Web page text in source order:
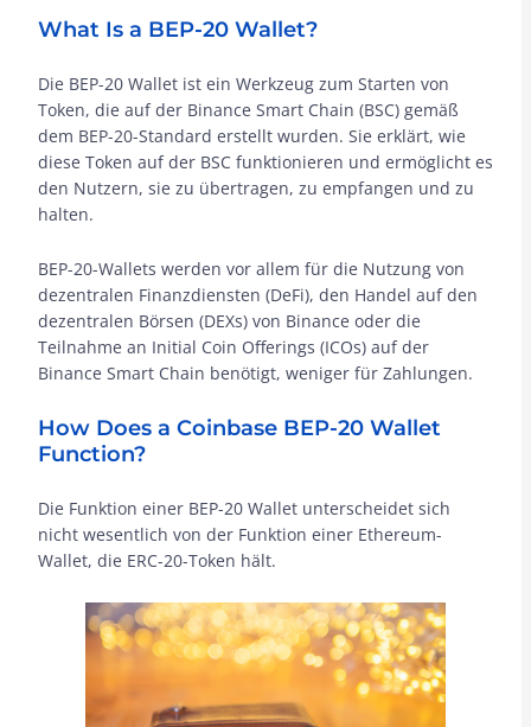
What Is a BEP-20 Wallet?
Die BEP-20 Wallet ist ein Werkzeug zum Starten von
Token, die auf der Binance Smart Chain (BSC) gemäß
dem BEP-20-Standard erstellt wurden. Sie erklärt, wie
diese Token auf der BSC funktionieren und ermöglicht es
den Nutzern, sie zu übertragen, zu empfangen und zu
halten.
BEP-20-Wallets werden vor allem für die Nutzung von
dezentralen Finanzdiensten (DeFi), den Handel auf den
dezentralen Börsen (DEXs) von Binance oder die
Teilnahme an Initial Coin Offerings (ICOs) auf der
Binance Smart Chain benötigt, weniger für Zahlungen.
How Does a Coinbase BEP-20 Wallet
Function?
Die Funktion einer BEP-20 Wallet unterscheidet sich
nicht wesentlich von der Funktion einer Ethereum-
Wallet, die ERC-20-Token hält.